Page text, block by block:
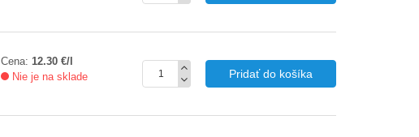
Cena: 12.30 €/l
Nie je na sklade
Pridať do košíka